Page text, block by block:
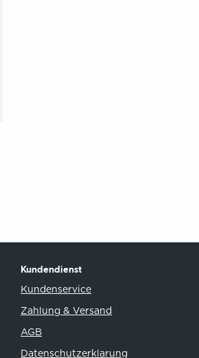
Kundendienst
Kundenservice
Zahlung & Versand
AGB
Datenschutzerklarung